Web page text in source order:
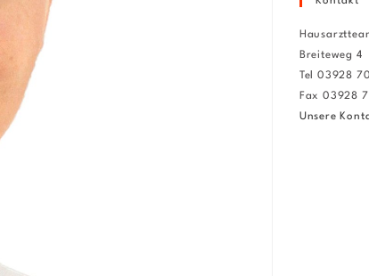
Breiteweg 4
Tel 03928
Fax 03928
Unsere